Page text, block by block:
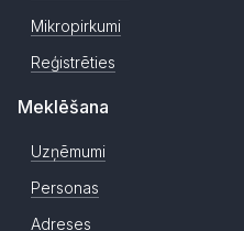
Mikropirkumi
Reģistrēties
Meklēšana
Uzņēmumi
Personas
Adreses